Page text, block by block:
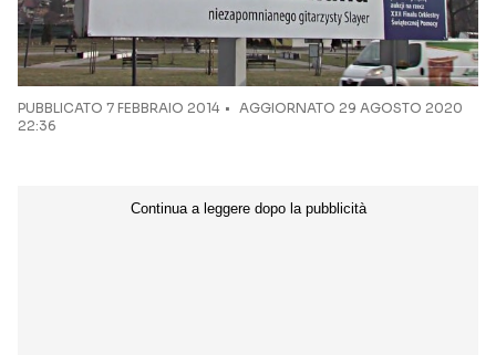
PUBBLICATO 7 FEBBRAIO 2014
AGGIORNATO 29 AGOSTO 2020
22:36